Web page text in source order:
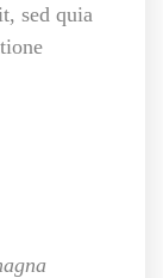
sed quia